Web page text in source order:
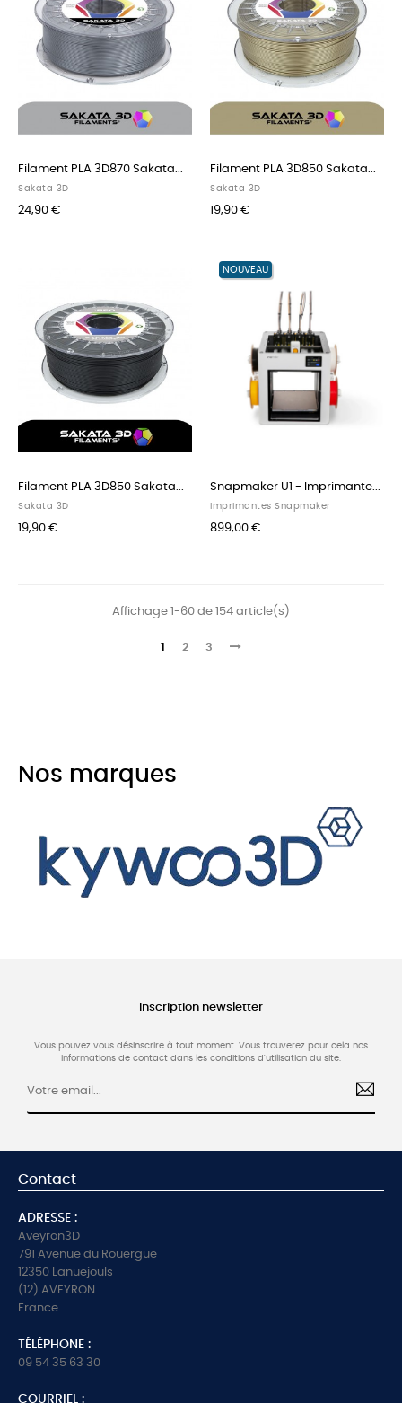
Filament PLA 3D870 Sakata...
Sakata 3D
24,90 €
Filament PLA 3D850 Sakata...
Sakata 3D
19,90 €
Filament PLA 3D850 Sakata...
Sakata 3D
19,90 €
NOUVEAU
Snapmaker U1 - Imprimante...
Imprimantes Snapmaker
899,00 €
Affichage 1-60 de 154 article(s)
1 2 3
Nos marques
Inscription newsletter
Vous pouvez vous désinscrire à tout moment. Vous trouverez pour cela nos
informations de contact dans les conditions d'utilisation du site.
Contact
ADRESSE :
Aveyron3D
791 Avenue du Rouergue
12350 Lanuejouls
(12) AVEYRON
France
TÉLÉPHONE :
09 54 35 63 30
COURRIEL :